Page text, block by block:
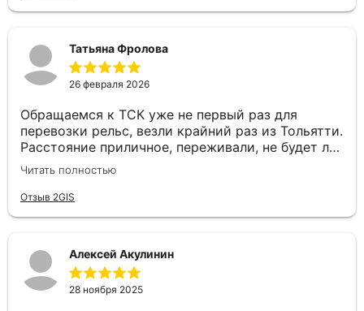
удовольствие! Спасибо за качественную работу
и человеческое отношение!
Татьяна Фролова
26 февраля 2026
Обращаемся к ТСК уже не первый раз для
перевозки рельс, везли крайний раз из Тольятти.
Расстояние приличное, переживали, не будет ли
задержек. Но ТСК сработали четко: отслеживали
маршрут, водитель был на связи, груз доставили
в целости и даже раньше срока. Сотрудники
надежные партнеры😊
Читать полностью
Отзыв 2GIS
Алексей Акулинин
28 ноября 2025